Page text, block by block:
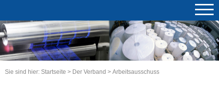
1 2 3
Sie sind hier: Startseite > Der Verband > Arbeitsausschuss